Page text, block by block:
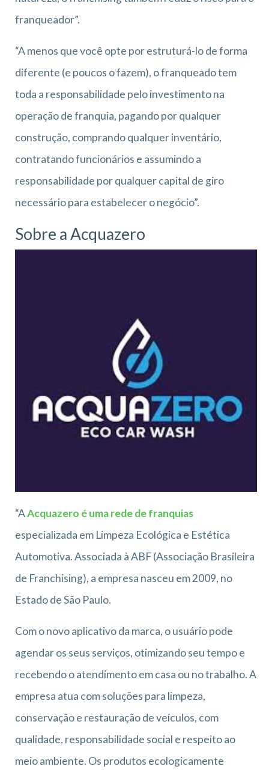
franqueador”.
“A menos que você opte por estruturá-lo de forma
diferente (e poucos o fazem), o franqueado tem
toda a responsabilidade pelo investimento na
operação de franquia, pagando por qualquer
construção, comprando qualquer inventário,
contratando funcionários e assumindo a
responsabilidade por qualquer capital de giro
necessário para estabelecer o negócio”.
Sobre a Acquazero
“AAcquazero é uma rede de franquias
especializada em Limpeza Ecológica e Estética
Automotiva. Associada à ABF (Associação Brasileira
de Franchising), a empresa nasceu em 2009, no
Estado de São Paulo.
Com o novo aplicativo da marca, o usuário pode
agendar os seus serviços, otimizando seu tempo e
recebendo o atendimento em casa ou no trabalho. A
empresa atua com soluções para limpeza,
conservação e restauração de veículos, com
qualidade, responsabilidade social e respeito ao
meio ambiente. Os produtos ecologicamente